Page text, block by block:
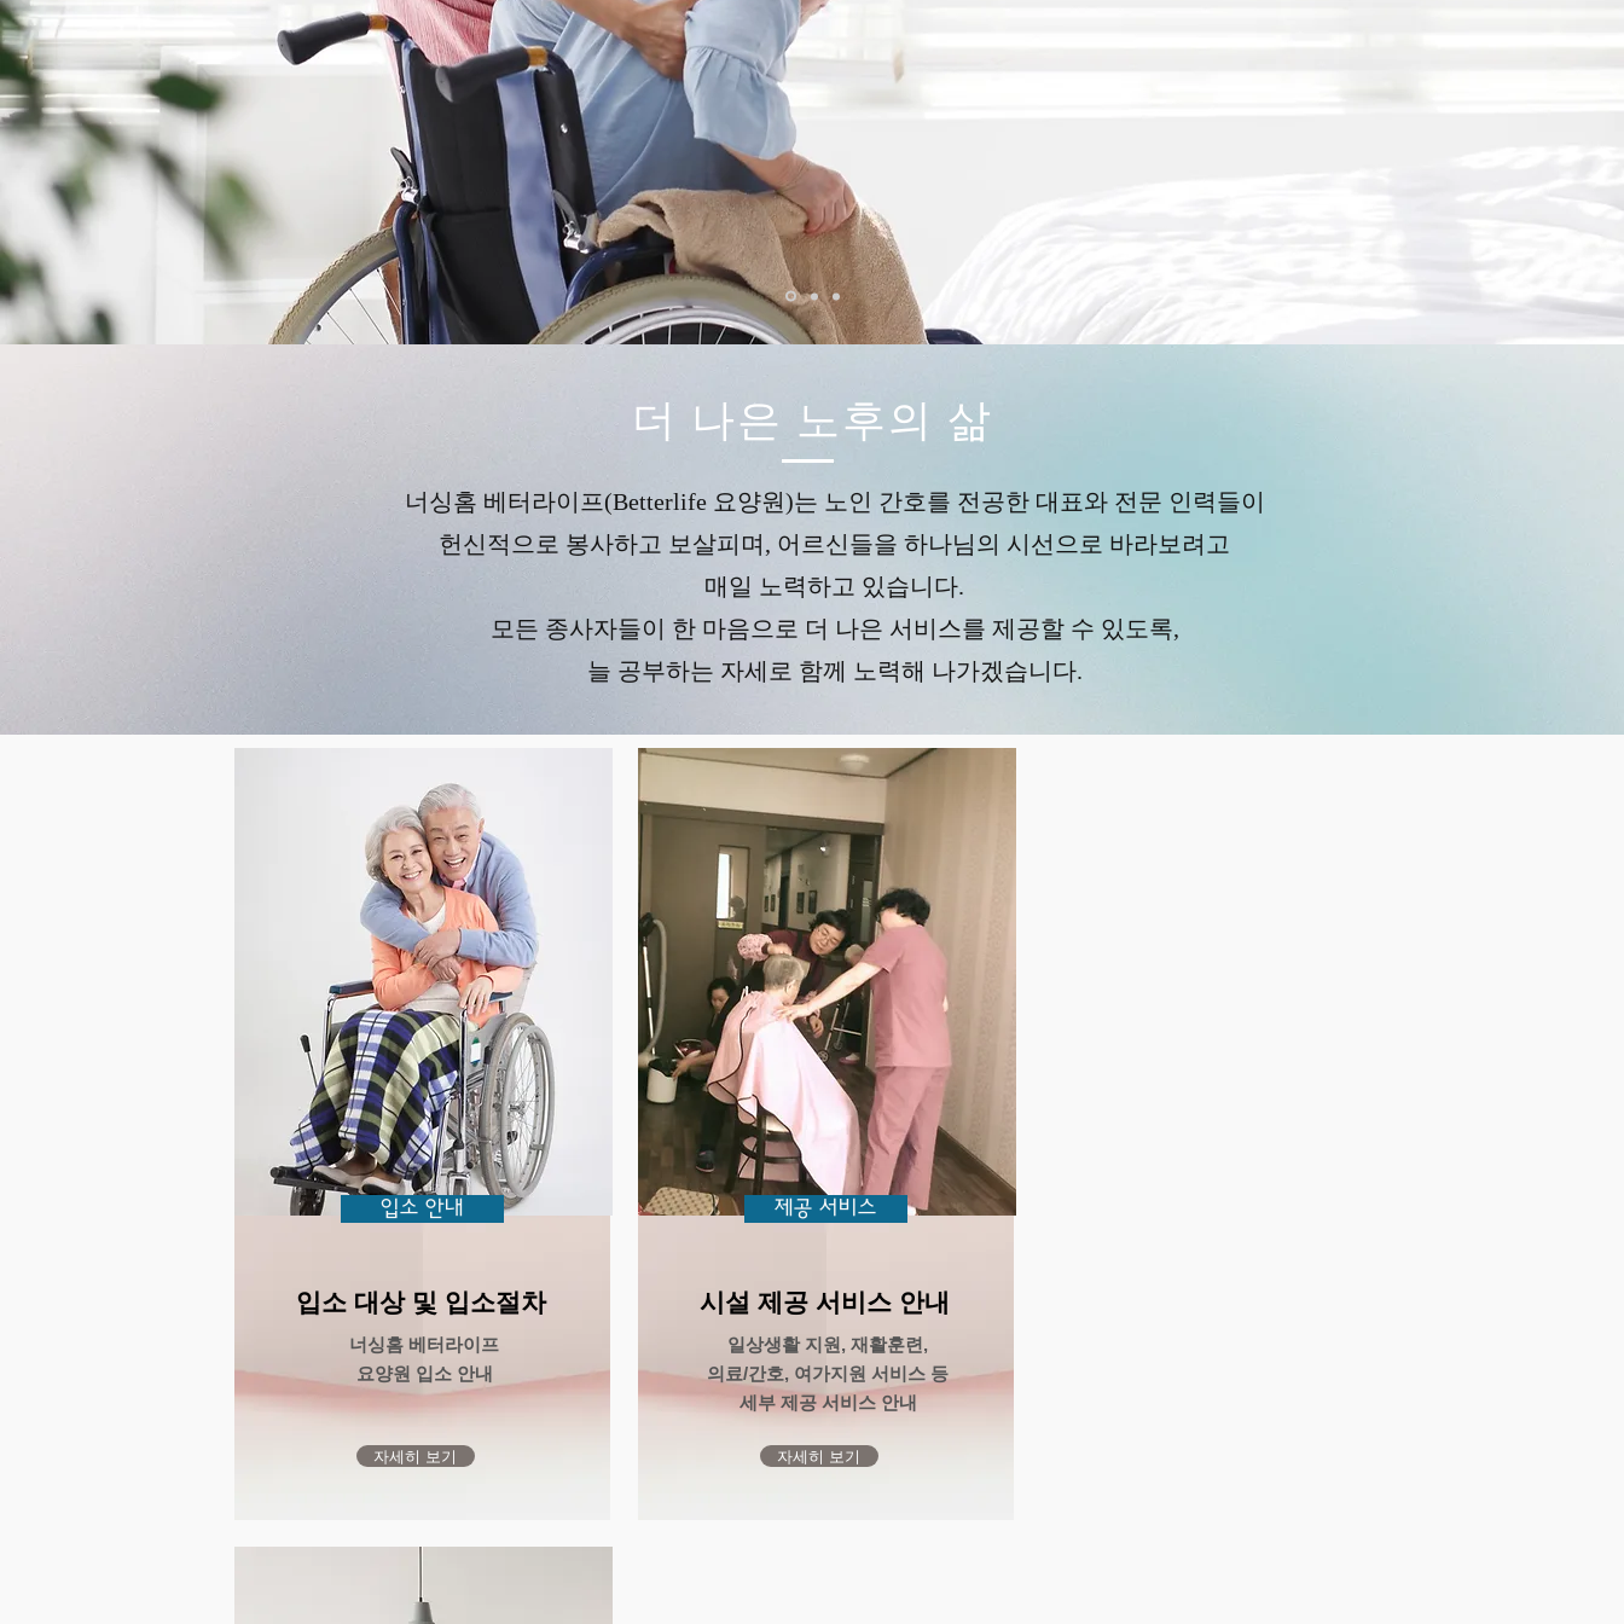
더 나은 노후의 삶
너싱홈 베터라이프(Betterlife 요양원)는 노인 간호를 전공한 대표와 전문 인력들이
헌신적으로 봉사하고 보살피며, 어르신들을 하나님의 시선으로 바라보려고
매일 노력하고 있습니다.
​모든 종사자들이 한 마음으로 더 나은 서비스를 제공할 수 있도록,
늘 공부하는 자세로 함께 노력해 나가겠습니다.
입소 안내
​입소 대상 및 입소절차
너싱홈 베터라이프
요양원 입소 안내
자세히 보기
제공 서비스
​시설 제공 서비스 안내
​일상생활 지원, 재활훈련,
의료/간호, 여가지원 서비스 등
세부 제공 서비스 안내
자세히 보기